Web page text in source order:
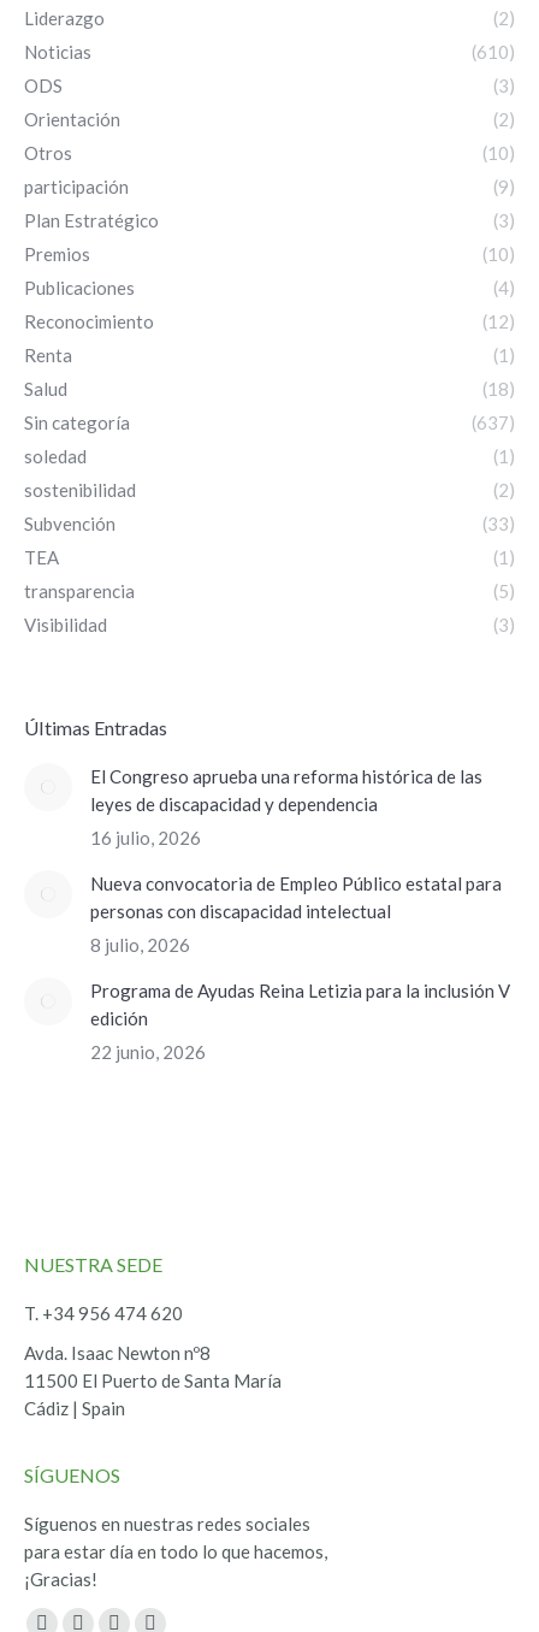
Liderazgo
(2)
Noticias
(610)
ODS
(3)
Orientación
(2)
Otros
(10)
participación
(9)
Plan Estratégico
(3)
Premios
(10)
Publicaciones
(4)
Reconocimiento
(12)
Renta
(1)
Salud
(18)
Sin categoría
(637)
soledad
(1)
sostenibilidad
(2)
Subvención
(33)
TEA
(1)
transparencia
(5)
Visibilidad
(3)
ÚItimas Entradas
El Congreso aprueba una reforma histórica de las
leyes de discapacidad y dependencia
16 julio, 2026
Nueva convocatoria de Empleo Público estatal para
personas con discapacidad intelectual
8 julio, 2026
Programa de Ayudas Reina Letizia para la inclusión V
edición
22 junio, 2026
NUESTRA SEDE
T. +34 956 474 620
Avda. Isaac Newton nº8
11500 El Puerto de Santa María
Cádiz | Spain
SÍGUENOS
Síguenos en nuestras redes sociales
para estar día en todo lo que hacemos,
¡Gracias!
Encuéntranos en: